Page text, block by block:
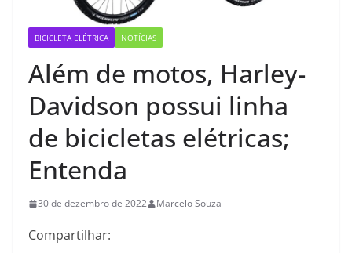
BICICLETA ELÉTRICA NOTÍCIAS
Além de motos, Harley-
Davidson possui linha
de bicicletas elétricas;
Entenda
30 de dezembro de 2022 Marcelo Souza
Compartilhar: